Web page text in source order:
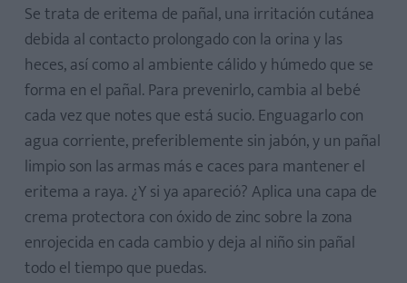
Se trata de eritema de pañal, una irritación cutánea
debida al contacto prolongado con la orina y las
heces, así como al ambiente cálido y húmedo que se
forma en el pañal. Para prevenirlo, cambia al bebé
cada vez que notes que está sucio. Enguagarlo con
agua corriente, preferiblemente sin jabón, y un pañal
limpio son las armas más e caces para mantener el
eritema a raya. ¿Y si ya apareció? Aplica una capa de
crema protectora con óxido de zinc sobre la zona
enrojecida en cada cambio y deja al niño sin pañal
todo el tiempo que puedas.